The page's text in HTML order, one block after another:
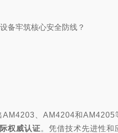
、AM4204和
权威认证。凭借技术先进性